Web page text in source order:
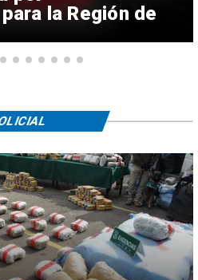
la Región de